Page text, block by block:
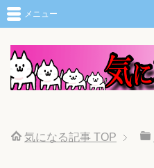
メニュー
気になる記事 TOP